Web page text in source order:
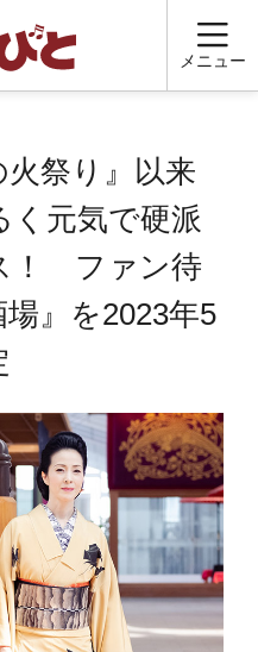
メニュー
祭り』以来
く元気で硬派
！ ファン待
』を2023年5